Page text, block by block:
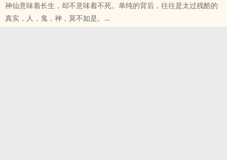
神仙意味着长生，却不意味着不死。单纯的背后，往往是太过残酷的
真实，人，鬼，神，莫不如是。